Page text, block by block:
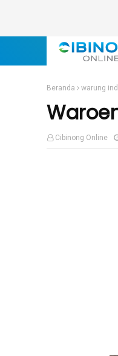
Beranda warung
Cibinong Online